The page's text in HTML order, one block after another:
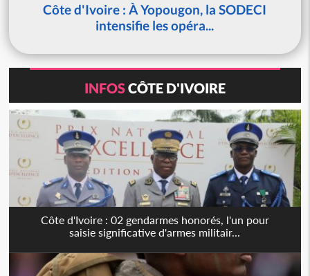
Côte d'Ivoire : À Yopougon, la SODECI
intensifie les opéra...
INFOSCÔTE D'IVOIRE
Côte d'Ivoire : 02 gendarmes honorés, l'un pour
saisie significative d'armes militair...